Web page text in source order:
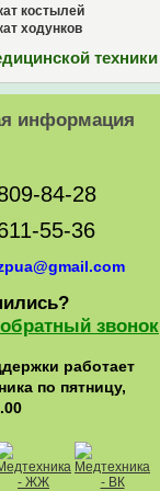
костылей
ходунков
техники
информация
84-28
55-36
звонок
работает
по пятницу,